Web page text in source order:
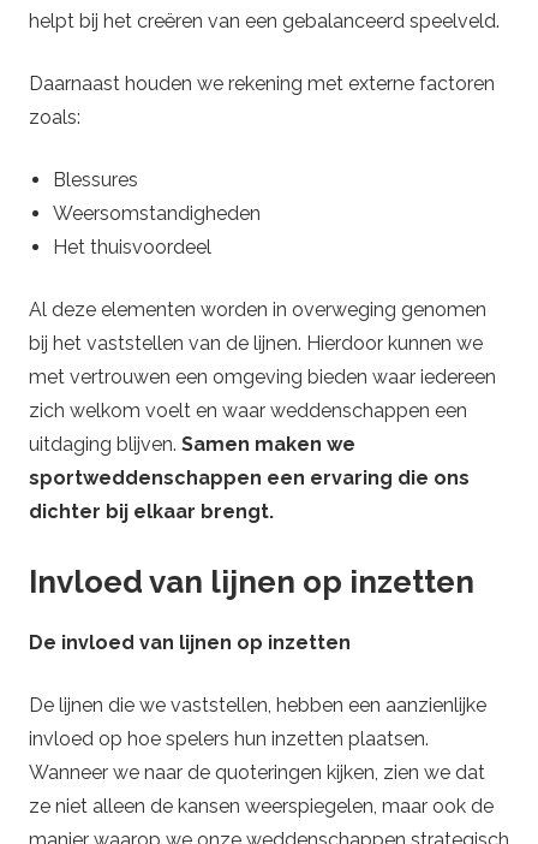
helpt bij het creëren van een gebalanceerd speelveld.
Daarnaast houden we rekening met externe factoren
zoals:
Blessures
Weersomstandigheden
Het thuisvoordeel
Al deze elementen worden in overweging genomen
bij het vaststellen van de lijnen. Hierdoor kunnen we
met vertrouwen een omgeving bieden waar iedereen
zich welkom voelt en waar weddenschappen een
uitdaging blijven. Samen maken we
sportweddenschappen een ervaring die ons
dichter bij elkaar brengt.
Invloed van lijnen op inzetten
De invloed van lijnen op inzetten
De lijnen die we vaststellen, hebben een aanzienlijke
invloed op hoe spelers hun inzetten plaatsen.
Wanneer we naar de quoteringen kijken, zien we dat
ze niet alleen de kansen weerspiegelen, maar ook de